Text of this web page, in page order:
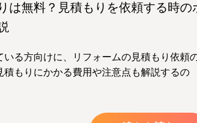
は無料？見積もりを依頼する時の
る方向けに、リフォームの見積もり依頼
もりにかかる費用や注意点も解説するの